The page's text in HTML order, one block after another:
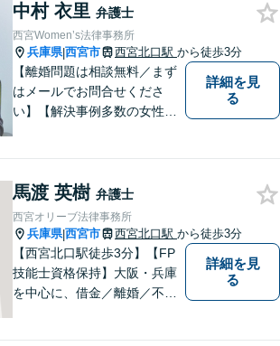
女問題／建築問題など、貴方
にとって最善の解決に向けて
尽力します。【当日／夜間対
応可】
中村 衣里 弁護士
西宮Women’s法律事務所
兵庫県|西宮市 西宮北口駅 から徒歩3分
【離婚問題は相談無料／まず
はメールでお問合せくださ
い】【解決事例多数の女性弁
神戸・西宮・尼崎・芦屋でお
困りの女性はぜひご相談くだ
さい。【完全個室・お子様も
歓迎】
詳細を見
る
馬渡 英樹 弁護士
西宮オリーブ法律事務所
兵庫県|西宮市 西宮北口駅 から徒歩3分
【西宮北口駅徒歩3分】【FP
技能士資格保持】大阪・兵庫
を中心に、借金／離婚／不動
詳細を見
る